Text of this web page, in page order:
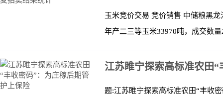
玉米竞价交易 竞价销售 中储粮黑
年产二三等玉米33970吨，成交数
江苏睢宁探索高标准农田
题:江苏睢宁探索高标准农田“丰收